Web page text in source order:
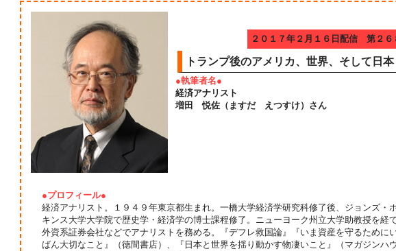
２０１７年２月１６日配信 第２６
トランプ後のアメリカ、世界、そして日本
●執筆者名●
経済アナリスト
増田 悦佐（ますだ えつすけ）さん
●プロフィール●
経済アナリスト。１９４９年東京都生まれ。一橋大学経済学研究科修了後、ジョンズ・
キンス大学大学院で歴史学・経済学の博士課程修了。ニューヨーク州立大学助教授を経て
外資系証券会社などでアナリストを務める。『デフレ救国論』『いま資産を守るために
ばん大切なこと』（徳間書店）、『日本と世界を揺り動かす物凄いこと』（マガジンハウ